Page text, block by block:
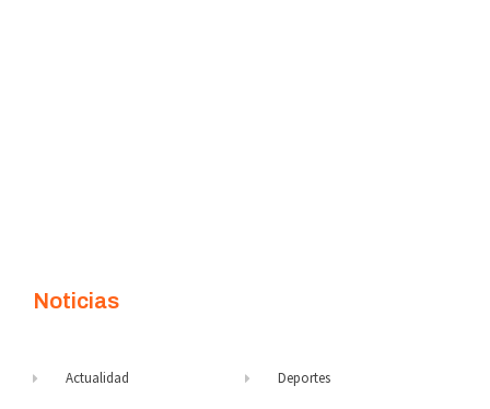
Noticias
Actualidad Deportes